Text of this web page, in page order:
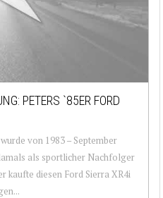
PETERS `85ER FORD
von 1983 – September
als sportlicher Nachfolger
kaufte diesen Ford Sierra XR4i